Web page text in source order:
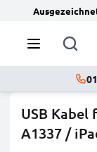
USB Kabel
A1337 /